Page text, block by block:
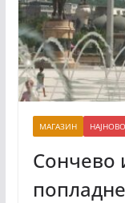
МАГАЗИН НАЈНОВО
Сончево